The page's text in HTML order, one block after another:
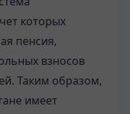
которых
пенсия,
взносов
Таким образом,
имеет